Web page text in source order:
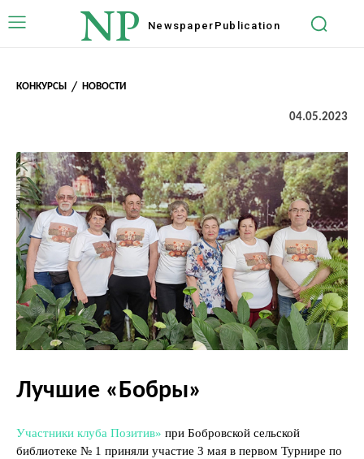
NP Newspaper Publication
КОНКУРСЫ НОВОСТИ
04.05.2023
Лучшие «Бобры»
Участники клуба Позитив» при Бобровской сельской
библиотеке № 1 приняли участие 3 мая в первом Турнире по